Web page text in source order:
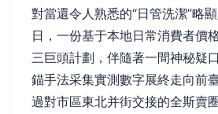
對當還令人熟悉的“日管洗潔”略
日，一份基于本地日常消費者價
三巨頭計劃，伴隨著一間神秘疑
錨手法采集實測數字展終走向
過對市區東北并街交接的全斯賣